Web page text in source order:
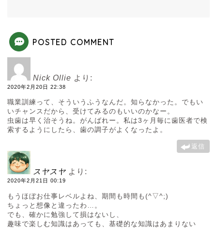
POSTED COMMENT
Nick Ollie より:
2020年2月20日 22:38
職業訓練って、そういうふうなんだ。知らなかった。でもい
いチャンスだから、受けてみるのもいいのかなー。
虫歯は早く治そうね。がんばれー。私は3ヶ月毎に歯医者で検
索するようにしたら、歯の調子がよくなったよ。
返信
スヤスヤ より:
2020年2月21日 00:19
もうほぼお仕事レベルよね、期間も時間も(^▽^;)
ちょっと想像と違ったわ…。
でも、確かに勉強して損はないし、
趣味で楽しむ知識はあっても、基礎的な知識はあまりない